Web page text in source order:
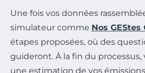
Une fois vos données
simulateur comme Nos
étapes proposées, où des
guideront. À la fin du
une estimation de vos